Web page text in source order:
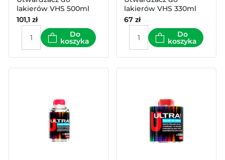
lakierów VHS 500ml
101,1 zł
Do
koszyka
lakierów VHS 330ml
67 zł
Do
koszyka